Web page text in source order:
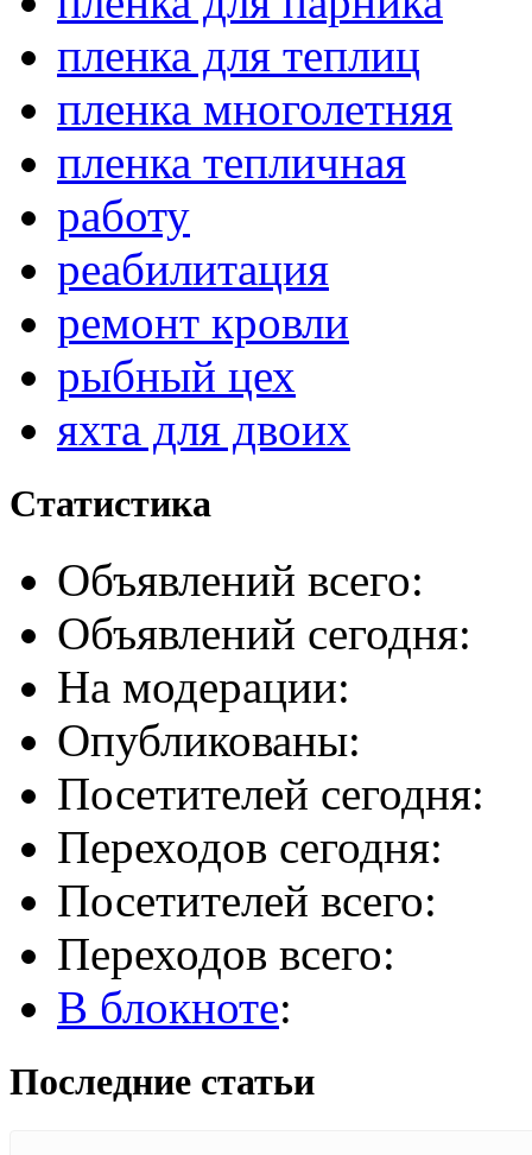
пленка для теплиц
пленка многолетняя
пленка тепличная
работу
реабилитация
ремонт кровли
рыбный цех
яхта для двоих
Статистика
Объявлений всего:
Объявлений сегодня:
На модерации:
Опубликованы:
Посетителей сегодня:
Переходов сегодня:
Посетителей всего:
Переходов всего:
В блокноте:
Последние статьи